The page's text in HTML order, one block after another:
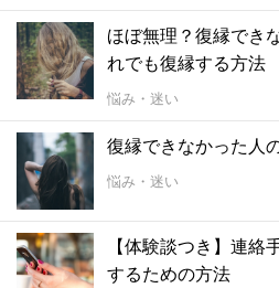
ほぼ無理？復縁でき
れでも復縁する方法
悩み・迷い
復縁できなかった人
悩み・迷い
【体験談つき】連絡
するための方法